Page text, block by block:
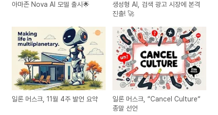
아마존 Nova AI 모델 출시🌟
생성형 AI, 검색 광고 시장에 본격
진출! 🚀
일론 머스크, 11월 4주 발언 요약
일론 머스크, “Cancel Culture“
종말 선언